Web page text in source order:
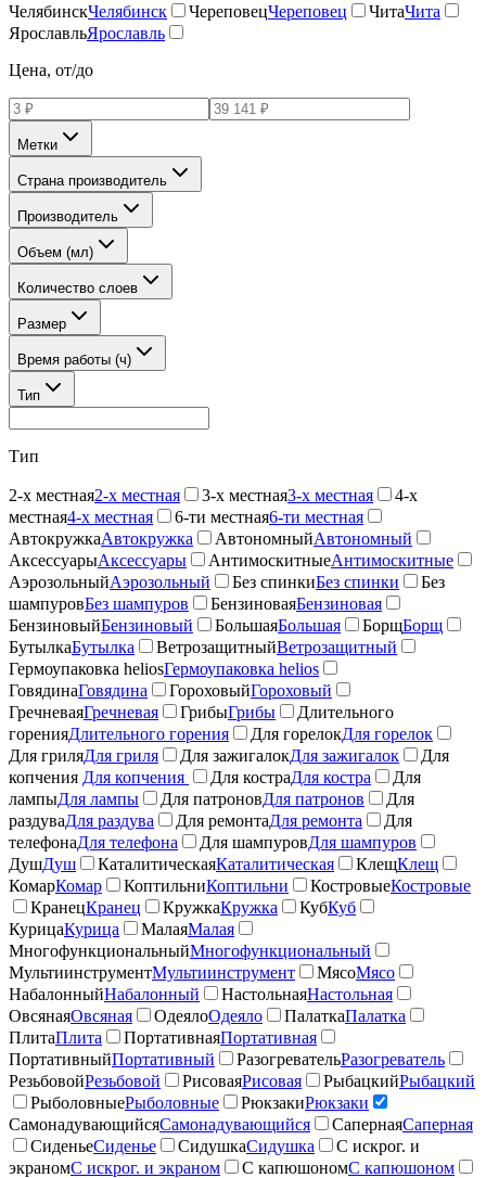
ЧелябинскЧелябинск ЧереповецЧереповец ЧитаЧита
ЯрославльЯрославль
Цена, от/до
Метки
Страна производитель
Производитель
Объем (мл)
Количество слоев
Размер
Время работы (ч)
Тип
Тип
2-х местная2-х местная 3-х местная3-х местная
4-х
местная4-х местная 6-ти местная6-ти местная
АвтокружкаАвтокружка АвтономныйАвтономный
АксессуарыАксессуары АнтимоскитныеАнтимоскитные
АэрозольныйАэрозольный Без спинкиБез спинки
Без
шампуровБез шампуров БензиноваяБензиновая
БензиновыйБензиновый БольшаяБольшая БорщБорщ
БутылкаБутылка ВетрозащитныйВетрозащитный
Гермоупаковка heliosГермоупаковка helios
ГовядинаГовядина ГороховыйГороховый
ГречневаяГречневая ГрибыГрибы
Длительного
горенияДлительного горения Для горелокДля горелок
Для гриляДля гриля Для зажигалокДля зажигалок
Для
копчения Для копчения Для костраДля костра
Для
лампыДля лампы Для патроновДля патронов
Для
раздуваДля раздува Для ремонтаДля ремонта
Для
телефонаДля телефона Для шампуровДля шампуров
ДушДуш КаталитическаяКаталитическая КлещКлещ
КомарКомар КоптильниКоптильни КостровыеКостровые
КранецКранец КружкаКружка КубКуб
КурицаКурица МалаяМалая
МногофункциональныйМногофункциональный
МультиинструментМультиинструмент МясоМясо
НабалонныйНабалонный НастольнаяНастольная
ОвсянаяОвсяная ОдеялоОдеяло ПалаткаПалатка
ПлитаПлита ПортативнаяПортативная
ПортативныйПортативный РазогревательРазогреватель
РезьбовойРезьбовой РисоваяРисовая РыбацкийРыбацкий
РыболовныеРыболовные РюкзакиРюкзаки
СамонадувающийсяСамонадувающийся СапернаяСаперная
СиденьеСиденье СидушкаСидушка
С искрог. и
экраномС искрог. и экраном С капюшономС капюшоном